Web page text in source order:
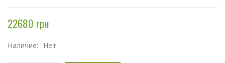
22680 грн
Наличие: Нет